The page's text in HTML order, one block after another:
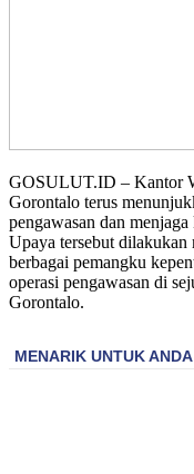
GOSULUT.ID – Kantor
Gorontalo terus
pengawasan dan
Upaya tersebut dilakukan
berbagai pemangku
operasi pengawasan di
Gorontalo.